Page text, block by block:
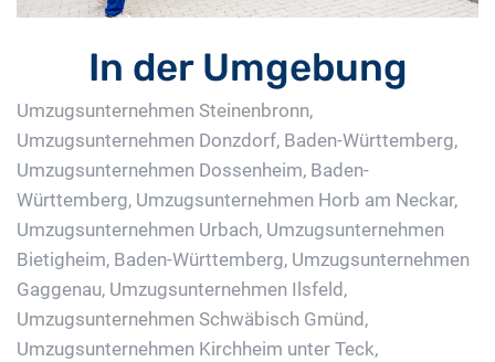
In der Umgebung
Umzugsunternehmen Steinenbronn,
Umzugsunternehmen Donzdorf, Baden-Württemberg,
Umzugsunternehmen Dossenheim, Baden-
Württemberg, Umzugsunternehmen Horb am Neckar,
Umzugsunternehmen Urbach, Umzugsunternehmen
Bietigheim, Baden-Württemberg, Umzugsunternehmen
Gaggenau, Umzugsunternehmen Ilsfeld ,
Umzugsunternehmen Schwäbisch Gmünd ,
Umzugsunternehmen Kirchheim unter Teck,